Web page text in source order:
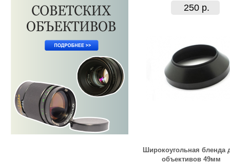
250 р.
Широкоугольная бленда
объективов 49мм